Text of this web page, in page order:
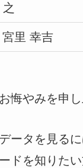
之
宮里 幸吉
悔やみを申し
ータを見る
ドを知りた